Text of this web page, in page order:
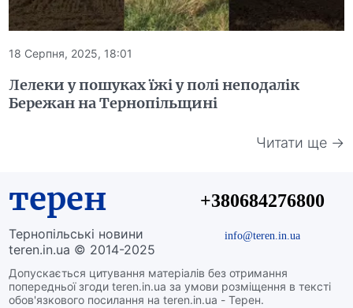
18 Серпня, 2025, 18:01
Лелеки у пошуках їжі у полі неподалік
Бережан на Тернопільщині
Читати ще →
терен
Тернопільські новини
teren.in.ua © 2014-2025
Допускається цитування матеріалів без отримання
попередньої згоди teren.in.ua за умови розміщення в тексті
обов'язкового посилання на teren.in.ua - Терен.
+380684276800
info@teren.in.ua